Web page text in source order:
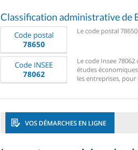
Classification administrative de
Code postal
78650
Le code postal
Code INSEE
78062
Le code Insee
études
les entreprises,
VOS DÉMARCHES EN LIGNE